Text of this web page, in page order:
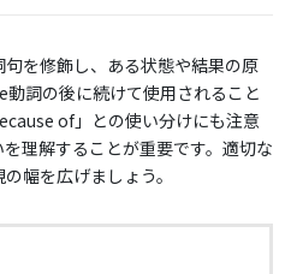
句を修飾し、ある状態や結果の原
詞の後に続けて使用されること
of」との使い分けにも注意
理解することが重要です。適切な
幅を広げましょう。